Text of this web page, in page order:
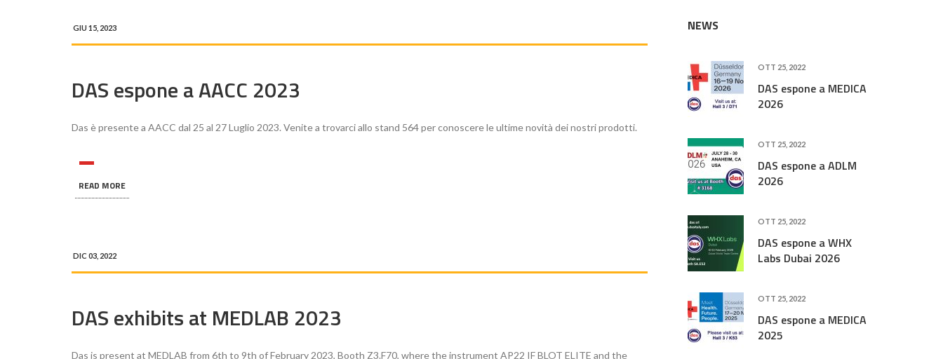
GIU 15, 2023
DAS espone a AACC 2023
Das è presente a AACC dal 25 al 27 Luglio 2023. Venite a trovarci allo stand 564 per conoscere le ultime novità dei nostri prodotti.
READ MORE
DIC 03, 2022
DAS exhibits at MEDLAB 2023
Das is present at MEDLAB from 6th to 9th of February 2023, Booth Z3.F70, where the instrument AP22 IF BLOT ELITE and the
NEWS
OTT 25, 2022
DAS espone a MEDICA
2026
OTT 25, 2022
DAS espone a ADLM
2026
OTT 25, 2022
DAS espone a WHX
Labs Dubai 2026
OTT 25, 2022
DAS espone a MEDICA
2025